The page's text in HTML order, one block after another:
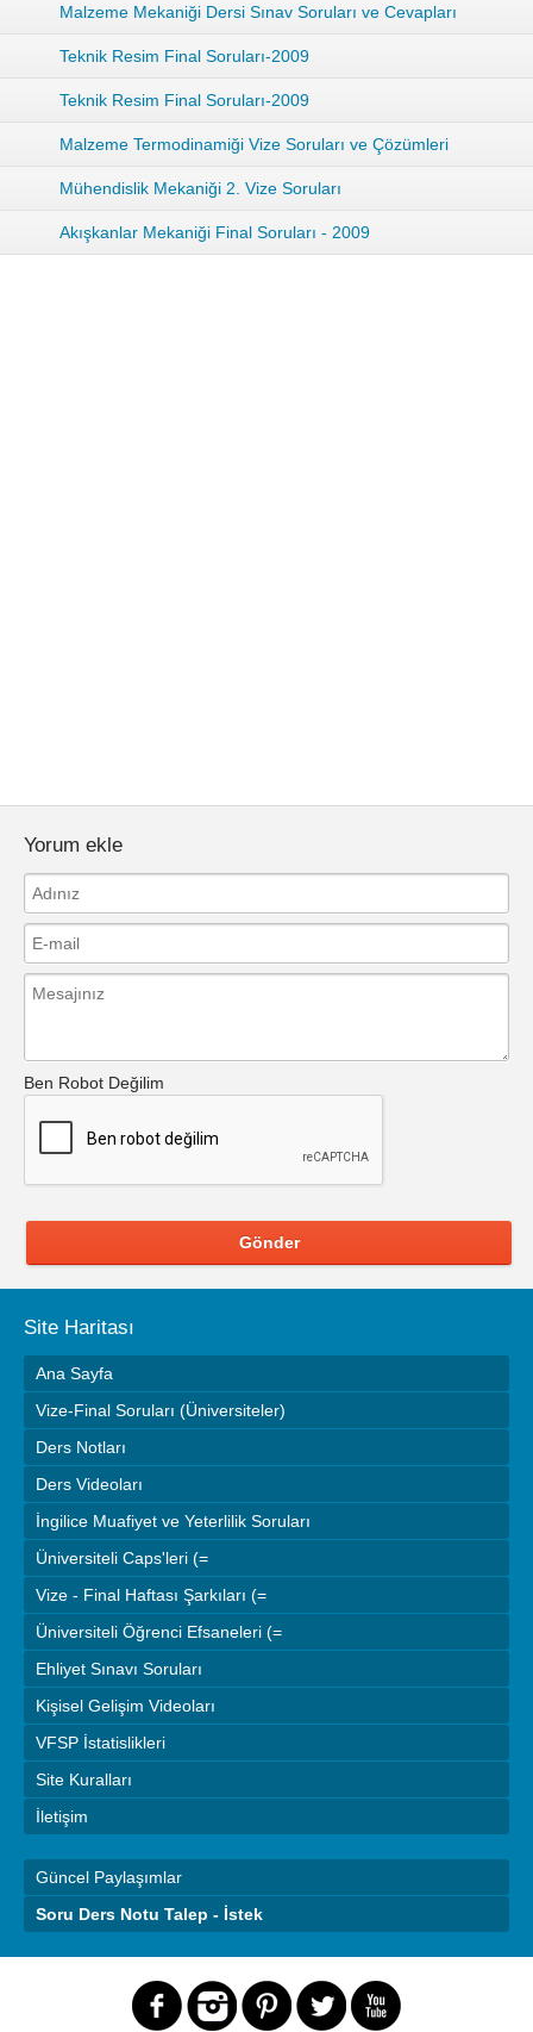
Malzeme Mekaniği Dersi Sınav Soruları ve Cevapları
Teknik Resim Final Soruları-2009
Teknik Resim Final Soruları-2009
Malzeme Termodinamiği Vize Soruları ve Çözümleri
Mühendislik Mekaniği 2. Vize Soruları
Akışkanlar Mekaniği Final Soruları - 2009
Yorum ekle
Ben Robot Değilim
Gönder
Site Haritası
Ana Sayfa
Vize-Final Soruları (Üniversiteler)
Ders Notları
Ders Videoları
İngilice Muafiyet ve Yeterlilik Soruları
Üniversiteli Caps'leri (=
Vize - Final Haftası Şarkıları (=
Üniversiteli Öğrenci Efsaneleri (=
Ehliyet Sınavı Soruları
Kişisel Gelişim Videoları
VFSP İstatislikleri
Site Kuralları
İletişim
Güncel Paylaşımlar
Soru Ders Notu Talep - İstek